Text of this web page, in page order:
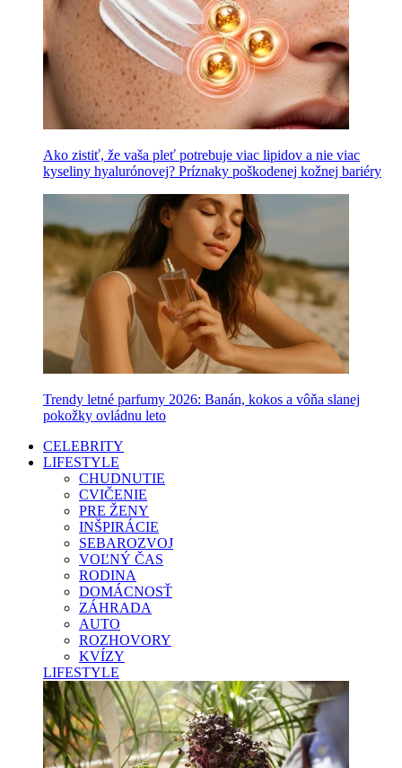
Ako zistiť, že vaša pleť potrebuje viac lipidov a nie viac
kyseliny hyalurónovej? Príznaky poškodenej kožnej bariéry
Trendy letné parfumy 2026: Banán, kokos a vôňa slanej
pokožky ovládnu leto
CELEBRITY
LIFESTYLE
CHUDNUTIE
CVIČENIE
PRE ŽENY
INŠPIRÁCIE
SEBAROZVOJ
VOĽNÝ ČAS
RODINA
DOMÁCNOSŤ
ZÁHRADA
AUTO
ROZHOVORY
KVÍZY
LIFESTYLE